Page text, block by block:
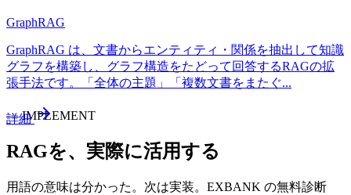
GraphRAG
GraphRAG は、文書からエンティティ・関係を抽出して知識
グラフを構築し、グラフ構造をたどって回答するRAGの拡
張手法です。「全体の主題」「複数文書をまたぐ...
詳細
—IMPLEMENT
RAGを、実際に活用する
用語の意味は分かった。次は実装。EXBANK の無料診断